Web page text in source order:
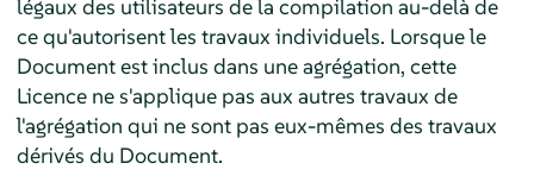
légaux des utilisateurs de la compilation au-delà de
ce qu'autorisent les travaux individuels. Lorsque le
Document est inclus dans une agrégation, cette
Licence ne s'applique pas aux autres travaux de
l'agrégation qui ne sont pas eux-mêmes des travaux
dérivés du Document.